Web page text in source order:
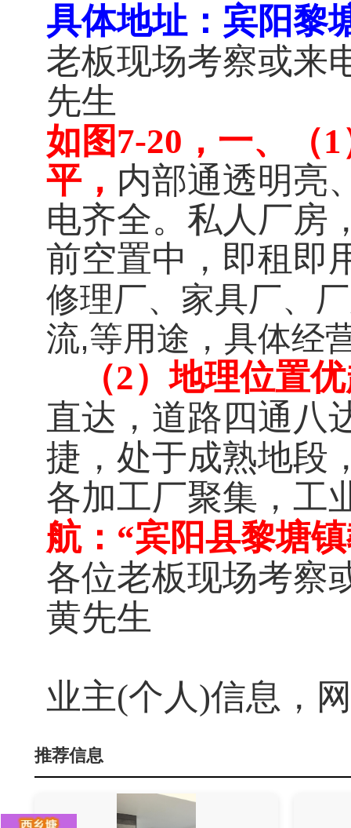
具体地址： 宾阳黎
老板现场考察或来
先生
如图7-20， 一、
（
平， 内部通透明亮
电齐全。私人厂房
前空置中， 即租即
修理厂、家具厂、
流,等用途，具体经
（2）地理位置
直达，道路四通八
捷，处于成熟地段
各加工厂聚集，工
航：“宾阳县黎塘
各位老板现场考察
黄先生
业主(个人)信息，
推荐信息